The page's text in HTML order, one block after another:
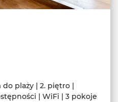
plaży | 2. piętro |
| WiFi | 3 pokoje